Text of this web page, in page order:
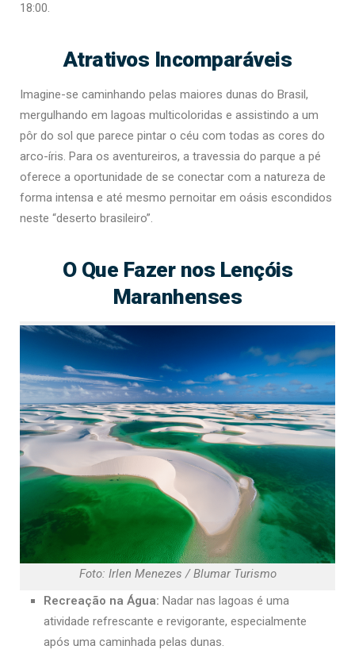
18:00.
Atrativos Incomparáveis
Imagine-se caminhando pelas maiores dunas do Brasil,
mergulhando em lagoas multicoloridas e assistindo a um
pôr do sol que parece pintar o céu com todas as cores do
arco-íris. Para os aventureiros, a travessia do parque a pé
oferece a oportunidade de se conectar com a natureza de
forma intensa e até mesmo pernoitar em oásis escondidos
neste “deserto brasileiro”.
O Que Fazer nos Lençóis
Maranhenses
Foto: Irlen Menezes / Blumar Turismo
Recreação na Água: Nadar nas lagoas é uma
atividade refrescante e revigorante, especialmente
após uma caminhada pelas dunas.